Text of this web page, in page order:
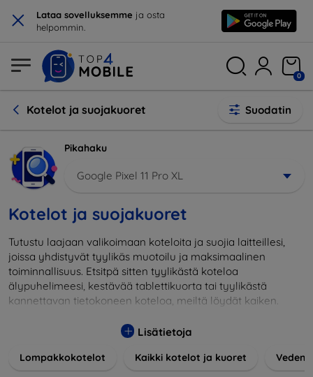
× Lataa sovelluksemme ja osta
helpommin.
0
Kotelot ja suojakuoret Suodatin
Pikahaku
Google Pixel 11 Pro XL
Kotelot ja suojakuoret
Tutustu laajaan valikoimaan koteloita ja suojia laitteillesi,
joissa yhdistyvät tyylikäs muotoilu ja maksimaalinen
toiminnallisuus. Etsitpä sitten tyylikästä koteloa
älypuhelimeesi, kestävää tablettikuorta tai tyylikästä
kannettavan tietokoneen koteloa, meiltä löydät kaiken.
ja iskuilta ja ottavat samalla huomioon käyttäjien esteettiset
Lisätietoja
Lompakkokotelot Kaikki kotelot ja kuoret